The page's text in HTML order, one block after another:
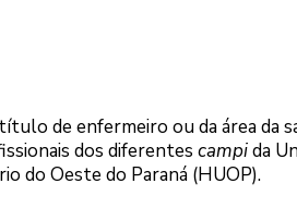
de enfermeiro ou da área da
dos diferentes campida
do Oeste do Paraná (HUOP).